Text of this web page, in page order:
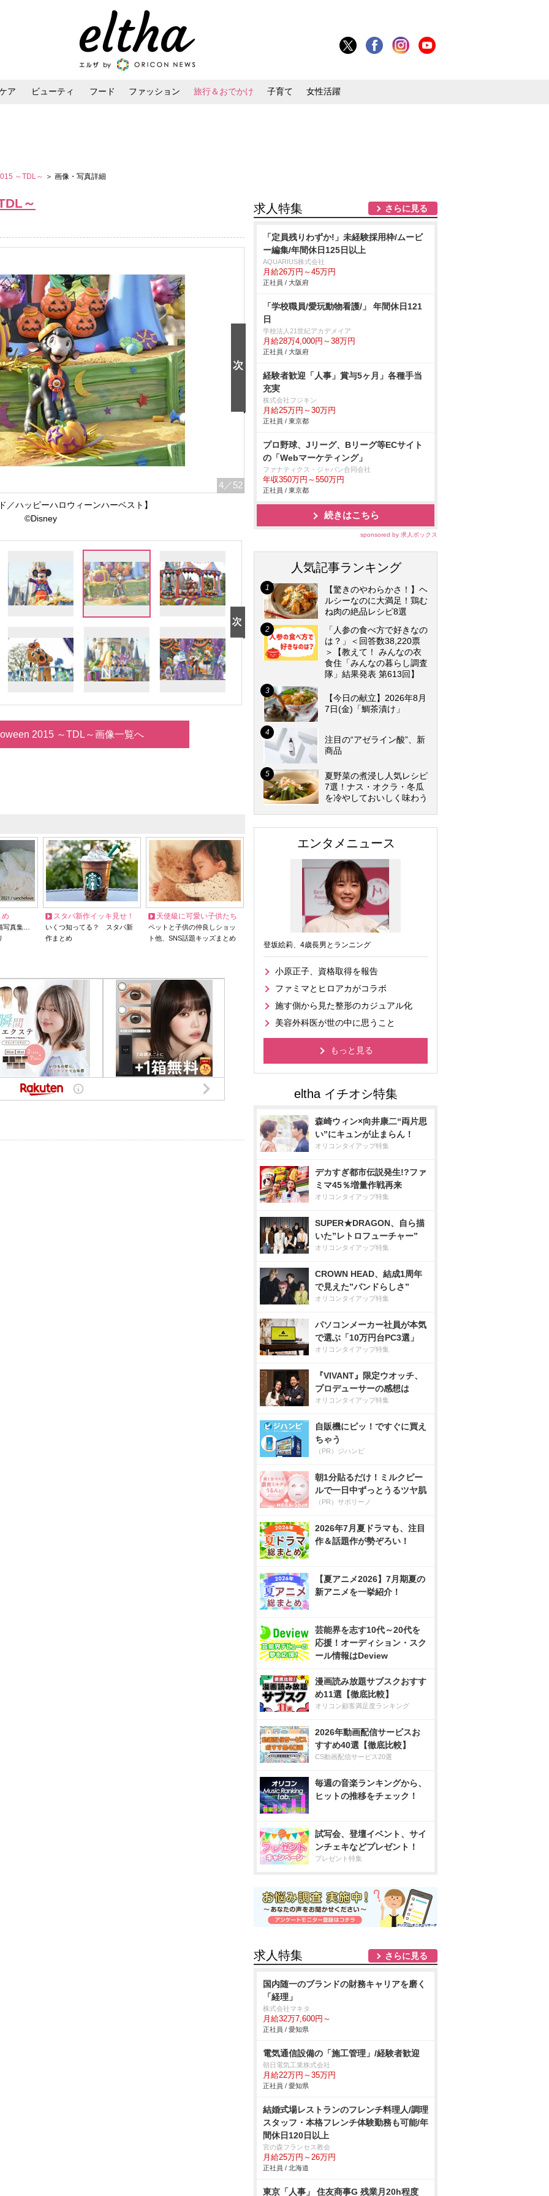
ア ビューティ フード ファッション 旅行＆おでかけ 子育て 女性活躍
～TDL～ ＞ 画像・写真詳細
～
4 ／52
／ハッピーハロウィーンハーベスト】
©Disney
2015 ～TDL～画像一覧へ
め
写真集…
スタバ新作イッキ見せ！
いくつ知ってる？ スタバ新
作まとめ
天使級に可愛い子供たち
ペットと子供の仲良しショッ
ト他、SNS話題キッズまとめ
求人特集 さらに見る
「定員残りわずか!」未経験採用枠/ムービ
ー編集/年間休日125日以上
AQUARIUS株式会社
月給26万円～45万円
正社員 / 大阪府
「学校職員/愛玩動物看護/」 年間休日121
日
学校法人21世紀アカデメイア
月給28万4,000円～38万円
正社員 / 大阪府
経験者歓迎「人事」賞与5ヶ月」各種手当
充実
株式会社フジキン
月給25万円～30万円
正社員 / 東京都
プロ野球、Jリーグ、Bリーグ等ECサイト
の「Webマーケティング」
ファナティクス・ジャパン合同会社
年収350万円～550万円
正社員 / 東京都
続きはこちら
sponsored by 求人ボックス
人気記事ランキング
【驚きのやわらかさ！】ヘ
ルシーなのに大満足！鶏む
ね肉の絶品レシピ8選
「人参の食べ方で好きなの
は？」＜回答数38,220票
＞【教えて！ みんなの衣
食住「みんなの暮らし調査
隊」結果発表 第613回】
【今日の献立】2026年8月
7日(金)「鯛茶漬け」
注目の“アゼライン酸”、新
商品
夏野菜の煮浸し人気レシピ
7選！ナス・オクラ・冬瓜
を冷やしておいしく味わう
エンタメニュース
登坂絵莉、4歳長男とランニング
小原正子、資格取得を報告
ファミマとヒロアカがコラボ
施す側から見た整形のカジュアル化
美容外科医が世の中に思うこと
もっと見る
森崎ウィン×向井康二“両片思
い”にキュンが止まらん！
オリコンタイアップ特集
デカすぎ都市伝説発生!?ファ
ミマ45％増量作戦再来
オリコンタイアップ特集
SUPER★DRAGON、自ら描
いた”レトロフューチャー”
オリコンタイアップ特集
CROWN HEAD、結成1周年
で見えた”バンドらしさ”
オリコンタイアップ特集
パソコンメーカー社員が本気
で選ぶ「10万円台PC3選」
オリコンタイアップ特集
『VIVANT』限定ウオッチ、
プロデューサーの感想は
オリコンタイアップ特集
自販機にピッ！ですぐに買え
ちゃう
（PR）ジハンピ
朝1分貼るだけ！ミルクピー
ルで一日中ずっとうるツヤ肌
（PR）サボリーノ
2026年7月夏ドラマも、注目
作＆話題作が勢ぞろい！
【夏アニメ2026】7月期夏の
新アニメを一挙紹介！
芸能界を志す10代～20代を
応援！オーディション・スク
ール情報はDeview
漫画読み放題サブスクおすす
め11選【徹底比較】
オリコン顧客満足度ランキング
2026年動画配信サービスお
すすめ40選【徹底比較】
CS動画配信サービス20選
毎週の音楽ランキングから、
ヒットの推移をチェック！
試写会、登壇イベント、サイ
ンチェキなどプレゼント！
プレゼント特集
求人特集 さらに見る
国内随一のブランドの財務キャリアを磨く
「経理」
株式会社マキタ
月給32万7,600円～
正社員 / 愛知県
電気通信設備の「施工管理」/経験者歓迎
朝日電気工業株式会社
月給22万円～35万円
正社員 / 愛知県
結婚式場レストランのフレンチ料理人/調理
スタッフ・本格フレンチ体験勤務も可能/年
間休日120日以上
宮の森フランセス教会
月給25万円～26万円
正社員 / 北海道
東京「人事」 住友商事G 残業月20h程度